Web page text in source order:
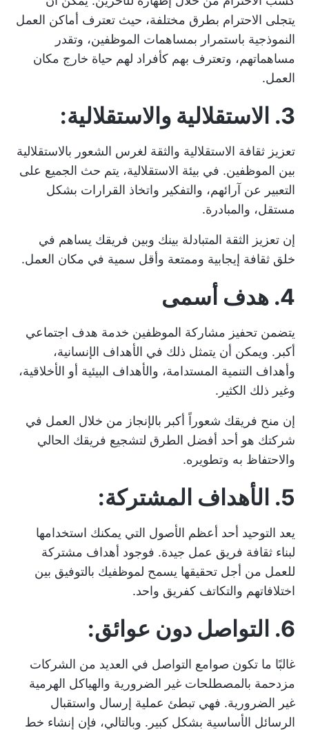
يتجلى الاحترام بطرق مختلفة، حيث تعترف أماكن العمل
النموذجية باستمرار بمساهمات الموظفين، وتقدر
مساهماتهم، وتعترف بهم كأفراد لهم حياة خارج مكان
العمل.
3. الاستقلالية والاستقلالية:
تعزيز ثقافة الاستقلالية والثقة لغرس الشعور بالاستقلالية
بين الموظفين. في بيئة الاستقلالية، يتم حث الجميع على
التعبير عن آرائهم، والتفكير واتخاذ القرارات بشكل
مستقل، والمبادرة.
إن تعزيز الثقة المتبادلة بينك وبين فريقك يساهم في
خلق ثقافة إيجابية وممتعة وأقل سمية في مكان العمل.
4. هدف أسمى
يتضمن تحفيز مشاركة الموظفين خدمة هدف اجتماعي
أكبر. ويمكن أن يتمثل ذلك في الأهداف الإنسانية،
وأهداف التنمية المستدامة، والأهداف البيئية أو الأخلاقية،
وغير ذلك الكثير.
إن منح فريقك شعوراً أكبر بالإنجاز من خلال العمل في
شركتك هو أحد أفضل الطرق لتشجيع فريقك الحالي
والاحتفاظ به وتطويره.
5. الأهداف المشتركة:
يعد التوحيد أحد أعظم الأصول التي يمكنك استخدامها
لبناء ثقافة فريق عمل جيدة. فوجود أهداف مشتركة
للعمل من أجل تحقيقها يسمح لموظفيك بالتوفيق بين
اختلافاتهم والتكاتف كفريق واحد.
6. التواصل دون عوائق:
غالبًا ما تكون صوامع التواصل في العديد من الشركات
مزدحمة بالمصطلحات غير الضرورية والهياكل الهرمية
غير الضرورية. فهي تبطئ عملية إرسال واستقبال
الرسائل الأساسية بشكل كبير. وبالتالي، فإن إنشاء خط